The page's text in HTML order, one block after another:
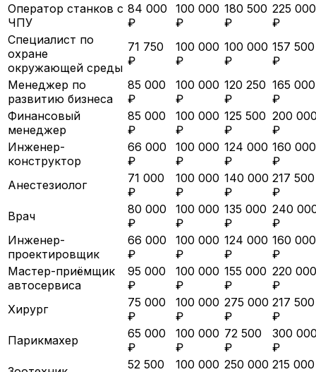
Оператор станков с
ЧПУ
84 000
₽
100 000
₽
180 500
₽
225 000
₽
Специалист по
охране
окружающей среды
71 750
₽
100 000
₽
100 000
₽
157 500
₽
Менеджер по
развитию бизнеса
85 000
₽
100 000
₽
120 250
₽
165 000
₽
Финансовый
менеджер
85 000
₽
100 000
₽
125 500
₽
200
₽
Инженер-
конструктор
66 000
₽
100 000
₽
124 000
₽
160 000
₽
Анестезиолог
71 000
₽
100 000
₽
140 000
₽
217 500
₽
Врач
80 000
₽
100 000
₽
135 000
₽
240
₽
Инженер-
проектировщик
66 000
₽
100 000
₽
124 000
₽
160 000
₽
Мастер-приёмщик
автосервиса
95 000
₽
100 000
₽
155 000
₽
220 000
₽
Хирург
75 000
₽
100 000
₽
275 000
₽
217 500
₽
Парикмахер
65 000
₽
100 000
₽
72 500
₽
300
₽
52 500
100 000 250 000 215 000